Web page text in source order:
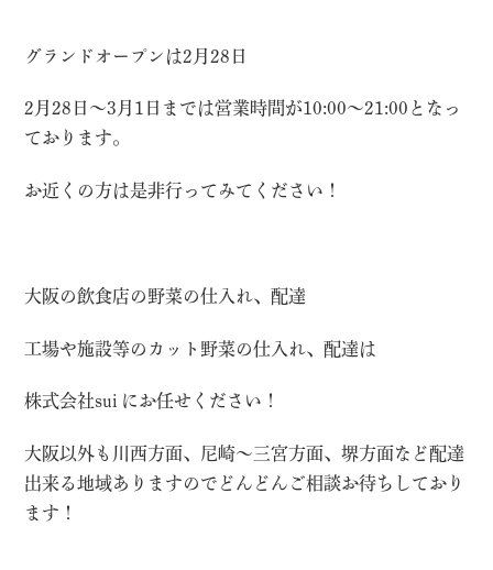
グランドオープンは2月28日
2月28日〜3月1日までは営業時間が10:00〜21:00となっ
ております。
お近くの方は是非行ってみてください！
大阪の飲食店の野菜の仕入れ、配達
工場や施設等のカット野菜の仕入れ、配達は
株式会社sui にお任せください！
大阪以外も川西方面、尼崎〜三宮方面、堺方面など配達
出来る地域ありますのでどんどんご相談お待ちしており
ます！